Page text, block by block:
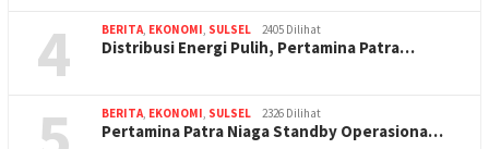
4 BERITA, EKONOMI, SULSEL 2405 Dilihat
Distribusi Energi Pulih, Pertamina Patra…
BERITA, EKONOMI, SULSEL 2326 Dilihat
Pertamina Patra Niaga Standby Operasiona…